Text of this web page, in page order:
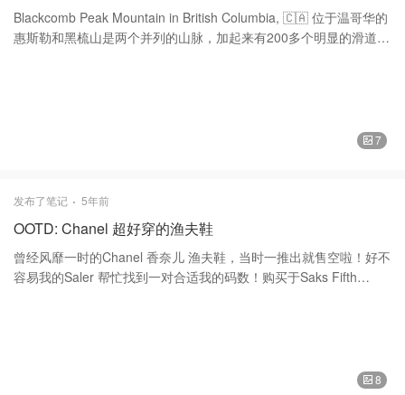
Blackcomb Peak Mountain in British Columbia, 🇨🇦 位于温哥华的
惠斯勒和黑梳山是两个并列的山脉，加起来有200多个明显的滑道，
行。这里是冬奥会的举办地点！喜欢滑雪的小伙伴不可放弃的地方
今年只去了一次短途的滑雪，估计长途的去不了了，希望明年还可
大家的点贊！😘😘 Burton 滑雪服
7
发布了笔记 5年前
OOTD: Chanel 超好穿的渔夫鞋
曾经风靡一时的Chanel 香奈儿 渔夫鞋，当时一推出就售空啦！好不
容易我的Saler 帮忙找到一对合适我的码数！购买于Saks Fifth
8